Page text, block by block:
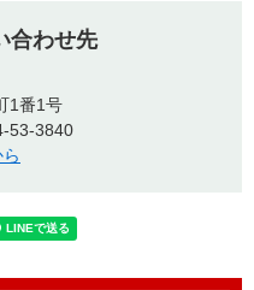
合わせ先
1番1号
53-3840